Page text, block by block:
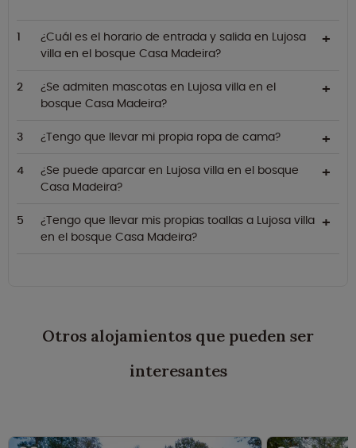
¿Cuál es el horario de entrada y salida en Lujosa
villa en el bosque Casa Madeira?
¿Se admiten mascotas en Lujosa villa en el
bosque Casa Madeira?
¿Tengo que llevar mi propia ropa de cama?
¿Se puede aparcar en Lujosa villa en el bosque
Casa Madeira?
¿Tengo que llevar mis propias toallas a Lujosa villa
en el bosque Casa Madeira?
Otros alojamientos que pueden ser
interesantes